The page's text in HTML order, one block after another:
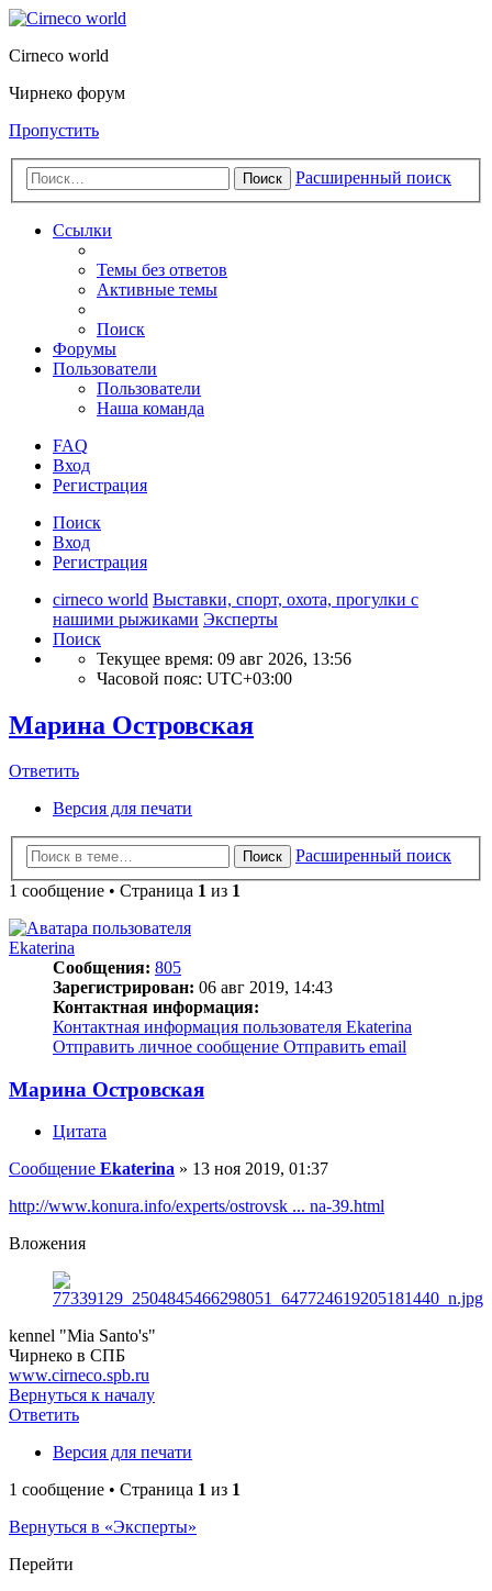
Cirneco world
Чирнеко форум
Пропустить
Поиск Расширенный поиск
Ссылки
Темы без ответов
Активные темы
Поиск
Форумы
Пользователи
Пользователи
Наша команда
FAQ
Вход
Регистрация
Поиск
Вход
Регистрация
cirneco world Выставки, спорт, охота, прогулки с
нашими рыжиками Эксперты
Поиск
Текущее время: 09 авг 2026, 13:56
Часовой пояс: UTC+03:00
Марина Островская
Ответить
Версия для печати
Поиск
Расширенный поиск
1 сообщение • Страница 1 из 1
Ekaterina
Сообщения: 805
Зарегистрирован: 06 авг 2019, 14:43
Контактная информация:
Контактная информация пользователя Ekaterina
Отправить личное сообщение Отправить email
Марина Островская
Цитата
Сообщение Ekaterina » 13 ноя 2019, 01:37
http://www.konura.info/experts/ostrovsk ... na-39.html
Вложения
kennel "Mia Santo's"
Чирнеко в СПБ
www.cirneco.spb.ru
Вернуться к началу
Ответить
Версия для печати
1 сообщение • Страница 1 из 1
Вернуться в «Эксперты»
Перейти